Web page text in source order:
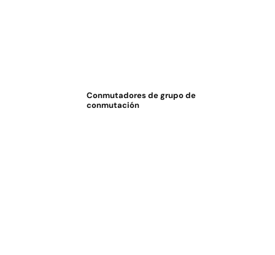
Conmutadores de grupo de
conmutación